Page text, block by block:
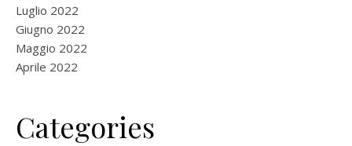
Luglio 2022
Giugno 2022
Maggio 2022
Aprile 2022
Categories